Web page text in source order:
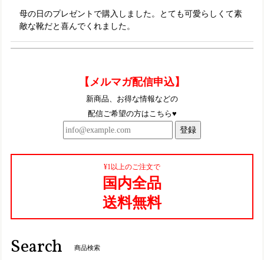
母の日のプレゼントで購入しました。とても可愛らしくて素
敵な靴だと喜んでくれました。
レッド（RD） S／22.5㎝
とっても可愛いです〜！これからたくさん履きますー
アイボリーブラック（IVBL）S／22.5cm
2025/08/27
2025/06/17
【メルマガ配信申込】
新商品、お得な情報などの
配信ご希望の方はこちら♥
登録
¥1以上のご注文で
国内全品
送料無料
Search 商品検索